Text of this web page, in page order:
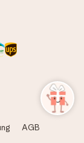
AGB